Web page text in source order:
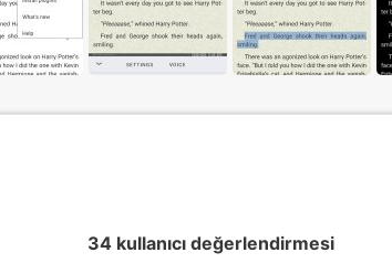
34 kullanıcı değerlendirmesi